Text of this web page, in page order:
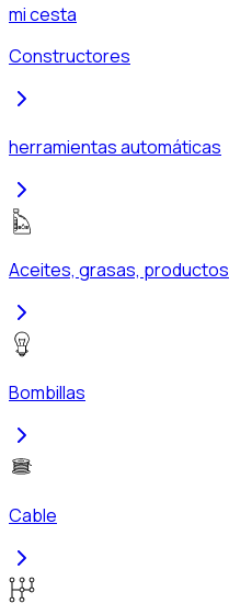
mi cesta
Constructores
herramientas automáticas
Aceites, grasas, productos
Bombillas
Cable